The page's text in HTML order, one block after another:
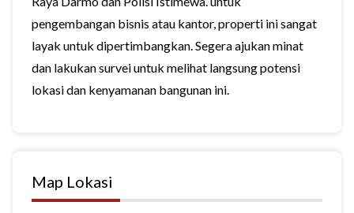
pengembangan bisnis atau kantor, properti ini sangat
layak untuk dipertimbangkan. Segera ajukan minat
dan lakukan survei untuk melihat langsung potensi
lokasi dan kenyamanan bangunan ini.
Map Lokasi